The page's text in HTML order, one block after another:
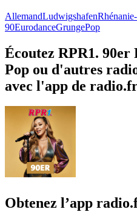
AllemandLudwigshafen
90EurodanceGrungePop
Écoutez RPR1. 90er
Pop ou d'autres
avec l'app de
Obtenez l’app